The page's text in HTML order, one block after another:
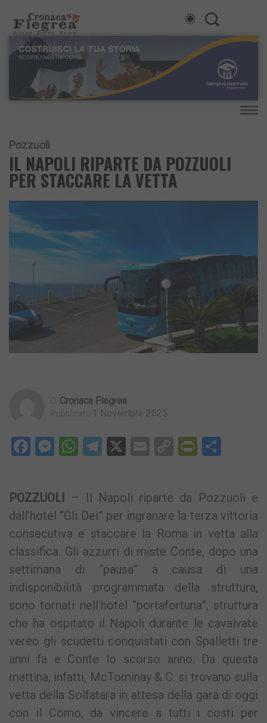
Pozzuoli
IL NAPOLI RIPARTE DA POZZUOLI
PER STACCARE LA VETTA
Cronaca Flegrea
1 Novembre 2025
Facebook
Messenger
WhatsApp
Telegram
X EmailCopy
POZZUOLI
– Il Napoli riparte da Pozzuoli e
dall’hotel “Gli Dei” per ingranare la terza vittoria
consecutiva e staccare la Roma in vetta alla
classifica. Gli azzurri di miste Conte, dopo una
settimana di “pausa” a causa di una
indisponibilità programmata della struttura,
sono tornati nell’hotel “portafortuna”, struttura
che ha ospitato il Napoli durante le cavalvate
vereo gli scudetti conquistati con Spalletti tre
anni fa e Conte lo scorso anno. Da questa
mattina, infatti, McTominay & C. si trovano sulla
vetta della Solfatara in attesa della gara di oggi
con il Como, da vincere a tutti i costi per